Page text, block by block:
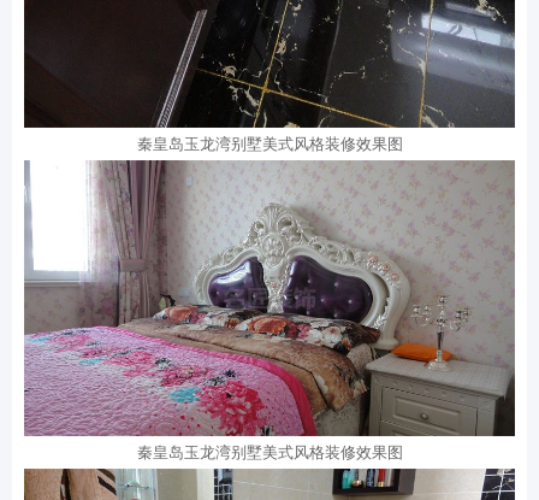
秦皇岛玉龙湾别墅美式风格装修效果图
秦皇岛玉龙湾别墅美式风格装修效果图